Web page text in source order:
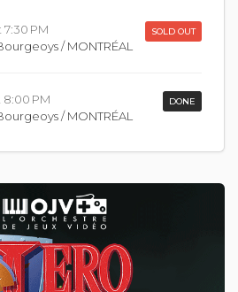
7:30 PM SOLD OUT
/ MONTRÉAL
8:00 PM DONE
/ MONTRÉAL